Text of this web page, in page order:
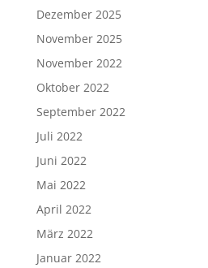
Dezember 2025
November 2025
November 2022
Oktober 2022
September 2022
Juli 2022
Juni 2022
Mai 2022
April 2022
März 2022
Januar 2022